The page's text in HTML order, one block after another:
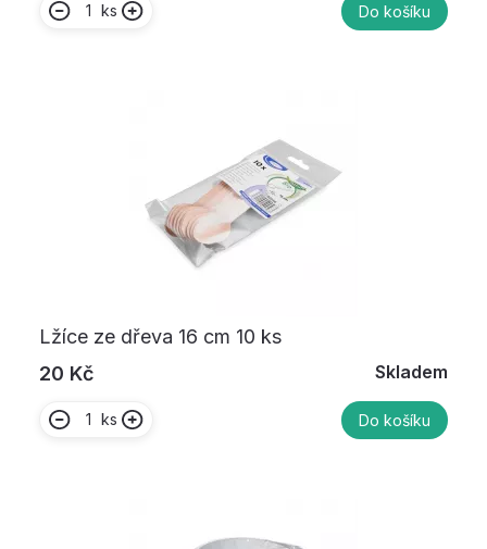
ks Do košíku
Lžíce ze dřeva 16 cm 10 ks
20 Kč
Skladem
ks Do košíku